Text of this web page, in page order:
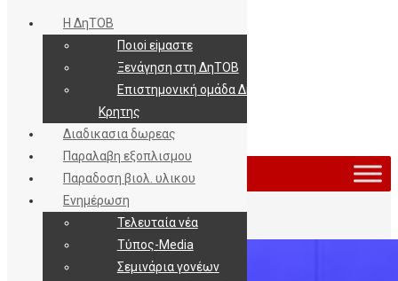
Εισοδος / Εγγραφη
Η ΔηΤΟΒ
Ποιοi εiμαστε
Ξενάγηση στη ΔηΤΟΒ
Επιστημονική ομάδα ΔηΤΟΒ
Κρητης
Διαδικασια δωρεας
Παραλαβη εξοπλισμου
Παραδοση βιολ. υλικου
Ενημέρωση
Τελευταία νέα
Τύπος-Media
Σεμινάρια γονέων